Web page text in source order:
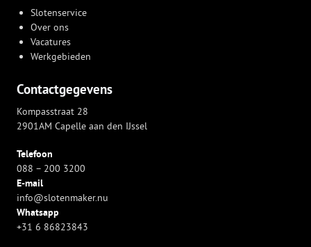
Slotenservice
Over ons
Vacatures
Werkgebieden
Contactgegevens
Kompasstraat 28
2901AM Capelle aan den IJssel
Telefoon
088 – 200 3200
E-mail
info@slotenmaker.nu
Whatsapp
+31 6 86823843